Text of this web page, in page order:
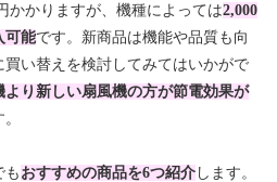
かかりますが、機種によっては2,000
可能です。新商品は機能や品質も向
買い替えを検討してみてはいかがで
より新しい扇風機の方が節電効果が
も おすすめの商品を6つ紹介 します。